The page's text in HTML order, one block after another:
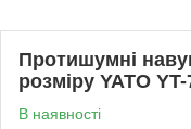
Протишумні
розміру YATO
В наявності